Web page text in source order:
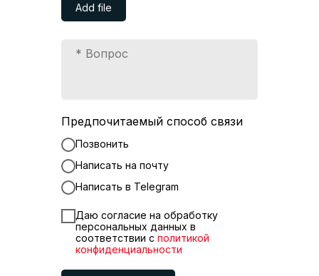
Add file
Предпочитаемый способ связи
Позвонить
Написать на почту
Написать в Telegram
Даю согласие на обработку
персональных данных в
соответствии с политикой
конфиденциальности